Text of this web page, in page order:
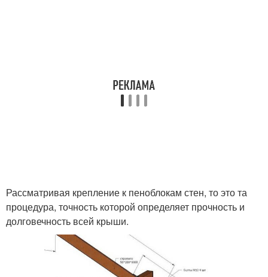
Рассматривая крепление к пеноблокам стен, то это та
процедура, точность которой определяет прочность и
долговечность всей крыши.